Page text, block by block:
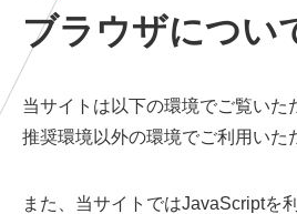
ブラウザについ
当サイトは以下の環境でご覧いた
推奨環境以外の環境でご利用いた
また、当サイトではJavaScriptを